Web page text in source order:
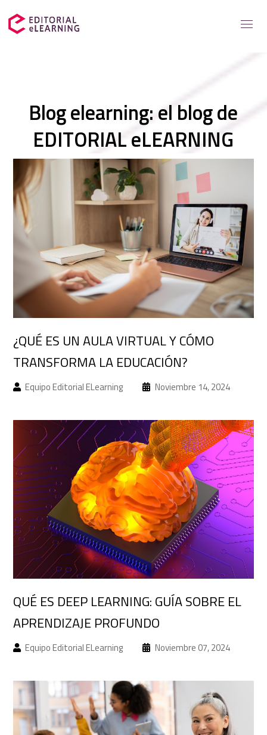
Soluciones para
Casos de éxito
Catálogo
Recursos elearning
Sobre nosotros
Contacto
Acceso a campus
Blog elearning: el blog de
EDITORIAL eLEARNING
¿QUÉ ES UN AULA VIRTUAL Y CÓMO
TRANSFORMA LA EDUCACIÓN?
Equipo Editorial ELearning Noviembre 14, 2024
QUÉ ES DEEP LEARNING: GUÍA SOBRE EL
APRENDIZAJE PROFUNDO
Equipo Editorial ELearning Noviembre 07, 2024